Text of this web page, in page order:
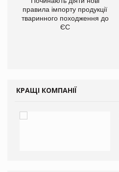
правила імпорту продукції
тваринного походження до
ЄС
КРАЩІ КОМПАНІЇ